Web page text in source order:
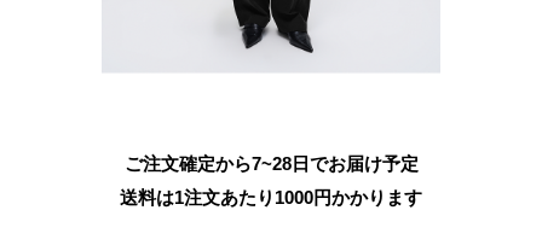
ご注文確定から7~28日でお届け予定
送料は1注文あたり 1000円かかります